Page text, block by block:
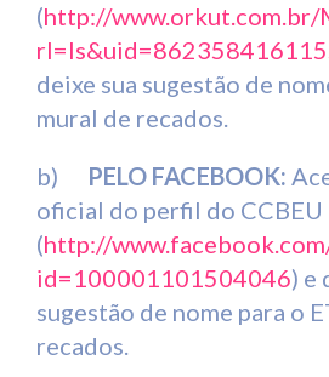
(http://www.orkut.com.br/
deixe sua sugestão de
mural de recados.
b) PELO FACEBOOK:
oficial do perfil do
(http://
id=100001101504046) e
sugestão de nome para o
recados.